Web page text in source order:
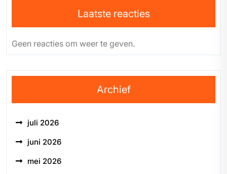
Laatste reacties
Geen reacties om weer te geven.
Archief
juli 2026
juni 2026
mei 2026